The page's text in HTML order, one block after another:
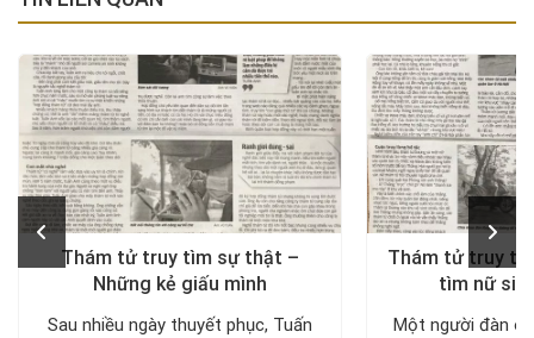
Thám tử truy tìm sự thật –
Những kẻ giấu mình
Sau nhiều ngày thuyết phục, Tuấn
Thám tử truy
tìm nữ
Một người đàn